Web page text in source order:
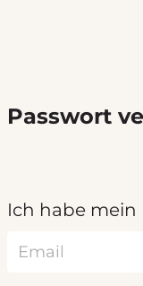
Passwort
Ich habe mein